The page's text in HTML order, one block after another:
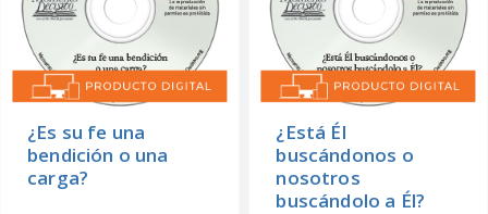
¿Es su fe una
bendición o una
carga?
¿Está Él
buscándonos o
nosotros
buscándolo a Él?